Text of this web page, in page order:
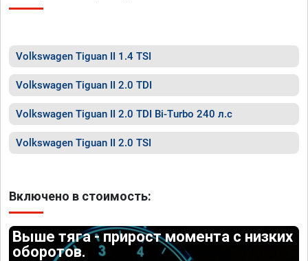
Volkswagen Tiguan II 1.4 TSI
Volkswagen Tiguan II 2.0 TDI
Volkswagen Tiguan II 2.0 TDI Bi-Turbo 240 л.с
Volkswagen Tiguan II 2.0 TSI
Включено в стоимость:
Выше тяга - прирост момента с низких
оборотов.